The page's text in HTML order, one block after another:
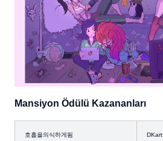
Mansiyon Ödülü Kazananları
호흡을의식하게됨 DKart